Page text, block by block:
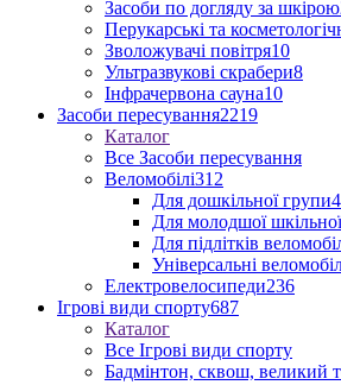
Засоби по догляду за шкірою
Перукарські та
Зволожувачі повітря10
Ультразвукові скрабери8
Інфрачервона сауна10
Засоби пересування2219
Каталог
Все Засоби пересування
Веломобілі312
Для дошкільної групи
Для молодшої
Для підлітків
Універсальні
Електровелосипеди236
Ігрові види спорту687
Каталог
Все Ігрові види спорту
Бадмінтон, сквош, великий